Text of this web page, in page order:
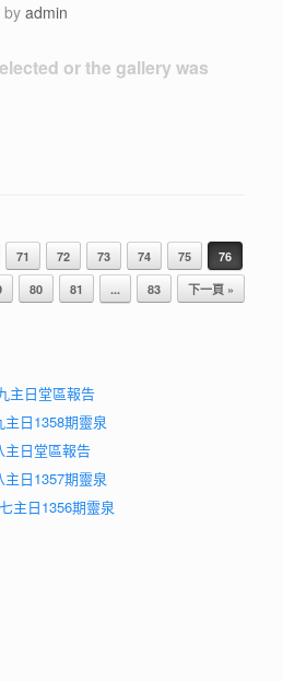
by admin
or the gallery was
71 72 73 74 75
76
80 81 ... 83 下一頁 »
主日堂區報告
日1358期靈泉
主日堂區報告
日1357期靈泉
主日1356期靈泉